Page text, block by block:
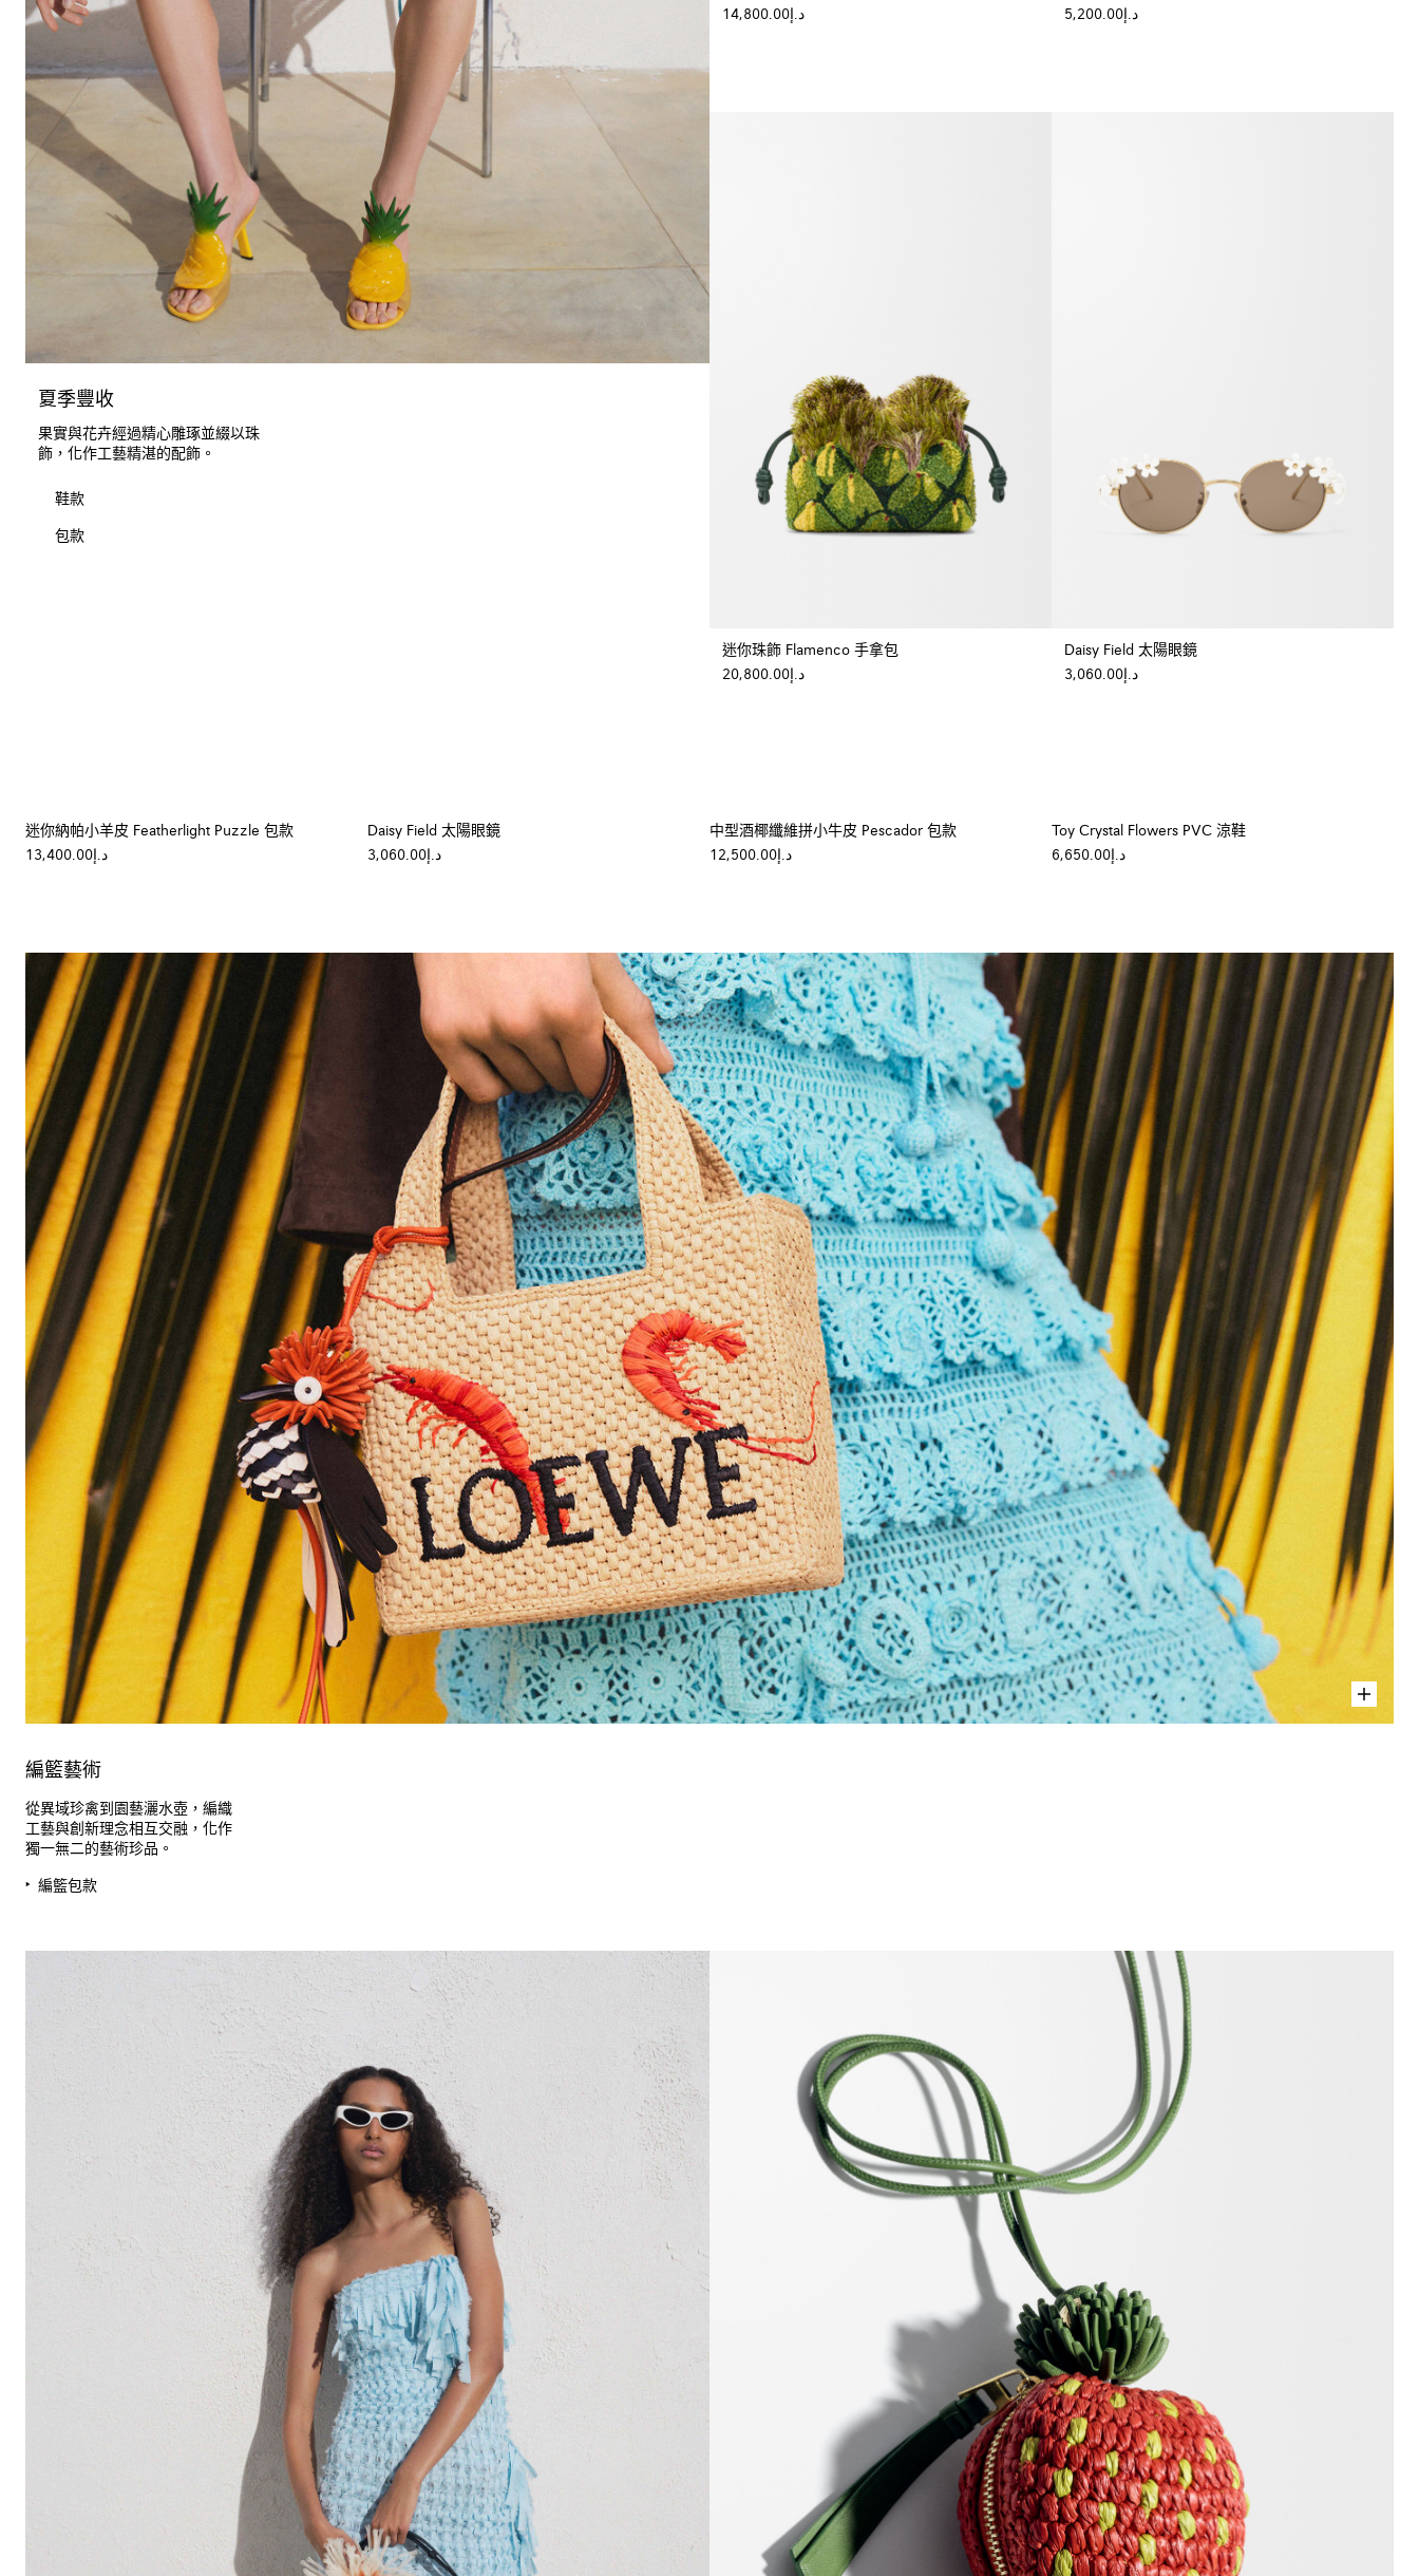
夏季豐收
果實與花卉經過精心雕琢並綴以珠
飾，化作工藝精湛的配飾。
鞋款
包款
د.إ14,800.00
د.إ5,200.00
迷你珠飾 Flamenco 手拿包
د.إ20,800.00
Daisy Field 太陽眼鏡
د.إ3,060.00
迷你納帕小羊皮 Featherlight Puzzle 包款
د.إ13,400.00
Daisy Field 太陽眼鏡
د.إ3,060.00
中型酒椰纖維拼小牛皮 Pescador 包款
د.إ12,500.00
Toy Crystal Flowers PVC 涼鞋
د.إ6,650.00
編籃藝術
從異域珍禽到園藝灑水壺，編織
工藝與創新理念相互交融，化作
獨一無二的藝術珍品。
編籃包款